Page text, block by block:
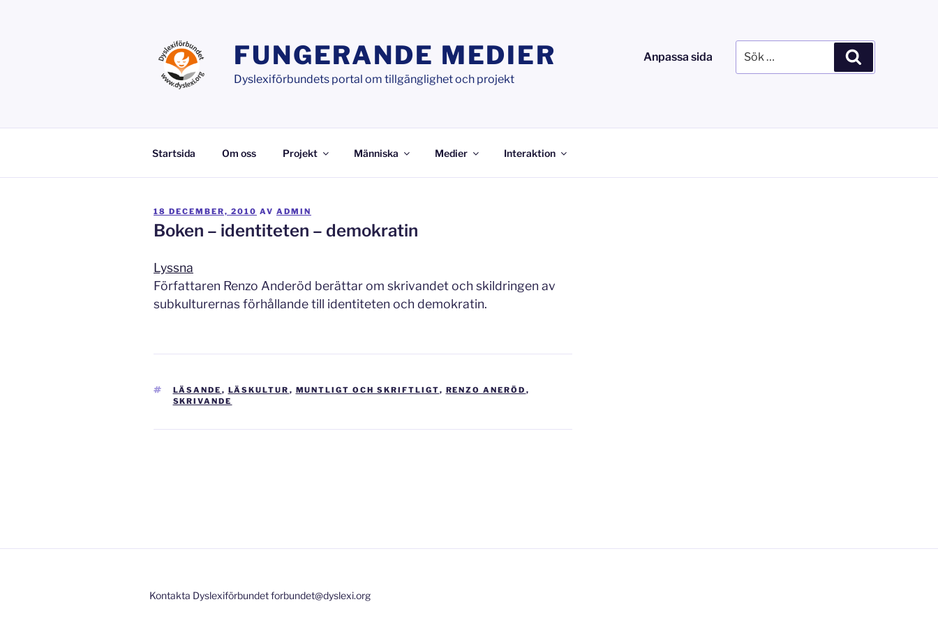
FUNGERANDE MEDIER
Dyslexiförbundets portal om tillgänglighet och projekt
Anpassa sida
efter:
Startsida Om oss Projekt Människa Medier Interaktion
PUBLICERAT
18 DECEMBER, 2010 AV ADMIN
Boken – identiteten – demokratin
Lyssna
Författaren Renzo Anderöd berättar om skrivandet och skildringen av
subkulturernas förhållande till identiteten och demokratin.
TAGGAR
LÄSANDE , LÄSKULTUR , MUNTLIGT OCH SKRIFTLIGT, RENZO ANERÖD ,
SKRIVANDE
Kontakta Dyslexiförbundet forbundet@dyslexi.org